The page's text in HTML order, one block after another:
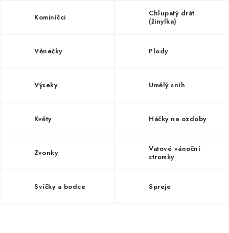
Dopravné Kontaktujte nás
O nás - kdo jsme?
Podmínky ochrany osobních údajů
Jak získat lepší ceny?
Kominíčci
Chlupatý drát
(žinylka)
Věnečky Plody
Výseky Umělý sníh
Květy Háčky na ozdoby
Zvonky
Vatové vánoční
stromky
Svíčky a bodce Spreje